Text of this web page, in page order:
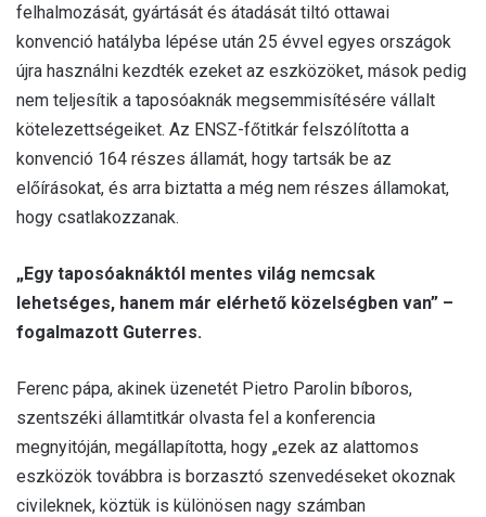
felhalmozását, gyártását és átadását tiltó ottawai
konvenció hatályba lépése után 25 évvel egyes országok
újra használni kezdték ezeket az eszközöket, mások pedig
nem teljesítik a taposóaknák megsemmisítésére vállalt
kötelezettségeiket. Az ENSZ-főtitkár felszólította a
konvenció 164 részes államát, hogy tartsák be az
előírásokat, és arra biztatta a még nem részes államokat,
hogy csatlakozzanak.
„Egy taposóaknáktól mentes világ nemcsak
lehetséges, hanem már elérhető közelségben van” –
fogalmazott Guterres.
Ferenc pápa, akinek üzenetét Pietro Parolin bíboros,
szentszéki államtitkár olvasta fel a konferencia
megnyitóján, megállapította, hogy „ezek az alattomos
eszközök továbbra is borzasztó szenvedéseket okoznak
civileknek, köztük is különösen nagy számban